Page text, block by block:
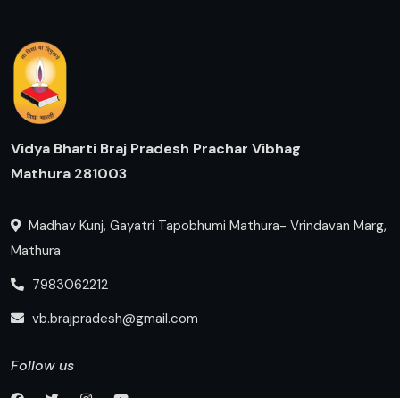
Vidya Bharti Braj Pradesh Prachar Vibhag
Mathura 281003
Madhav Kunj, Gayatri Tapobhumi Mathura- Vrindavan Marg,
Mathura
7983062212
vb.brajpradesh@gmail.com
Follow us